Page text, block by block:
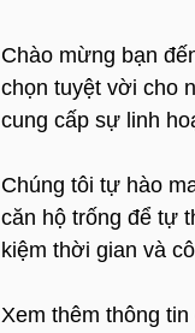
Chào mừng bạn
chọn tuyệt vời cho
cung cấp sự linh
Chúng tôi tự hào
căn hộ trống để tự
kiệm thời gian và
Xem thêm thông tin